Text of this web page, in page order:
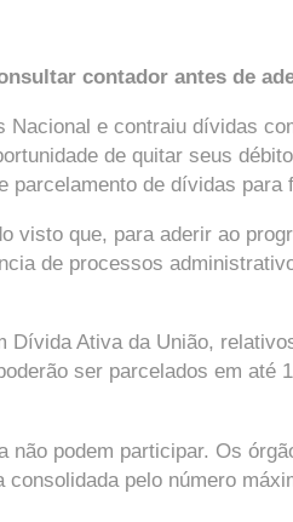
contador antes de
e contraiu dívidas
de quitar seus
de dívidas para
visto que, para aderir ao
de processos
Ativa da União,
ser parcelados em até
podem participar. Os
pelo número